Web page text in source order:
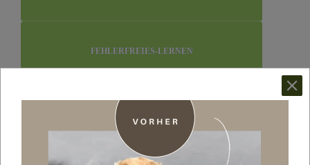
FEHLERFREIES-LERNEN
LERNEN AM MODELL